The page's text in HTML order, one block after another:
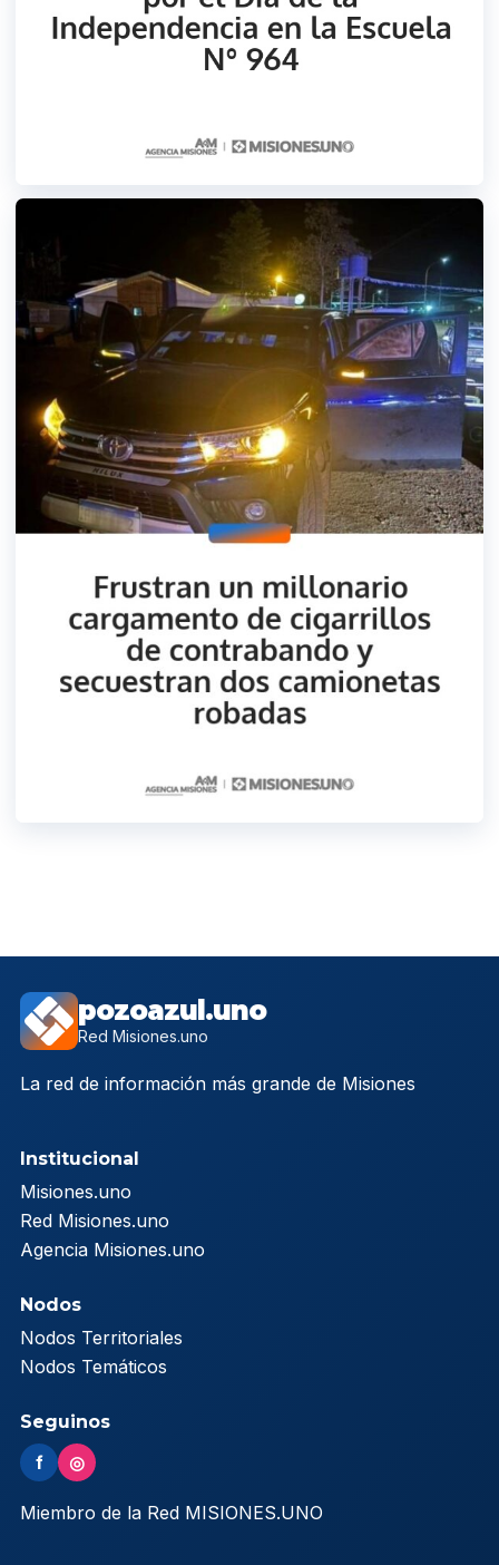
pozoazul.uno
Red Misiones.uno
La red de información más grande de Misiones
Institucional
Misiones.uno
Red Misiones.uno
Agencia Misiones.uno
Nodos
Nodos Territoriales
Nodos Temáticos
Seguinos
f ◎
Miembro de la Red MISIONES.UNO